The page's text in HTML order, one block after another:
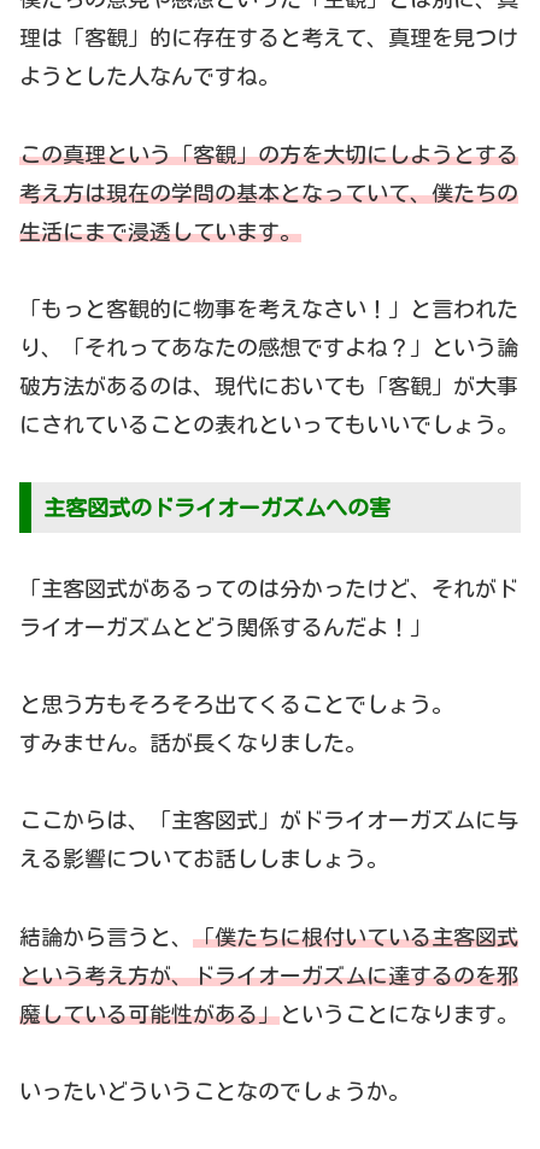
理は「客観」的に存在すると考えて、真理を見つけ
ようとした人なんですね。
この真理という「客観」の方を大切にしようとする
考え方は現在の学問の基本となっていて、僕たちの
生活にまで浸透しています。
「もっと客観的に物事を考えなさい！」と言われた
り、「それってあなたの感想ですよね？」という論
破方法があるのは、現代においても「客観」が大事
にされていることの表れといってもいいでしょう。
主客図式のドライオーガズムへの害
「主客図式があるってのは分かったけど、それがド
ライオーガズムとどう関係するんだよ！」
と思う方もそろそろ出てくることでしょう。
すみません。話が長くなりました。
ここからは、「主客図式」がドライオーガズムに与
える影響についてお話ししましょう。
結論から言うと、 「僕たちに根付いている主客図式
という考え方が、ドライオーガズムに達するのを邪
魔している可能性がある」ということになります。
いったいどういうことなのでしょうか。